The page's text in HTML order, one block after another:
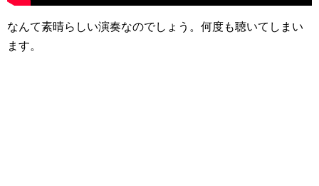
なんて素晴らしい演奏なのでしょう。何度も聴いてしまい
ます。